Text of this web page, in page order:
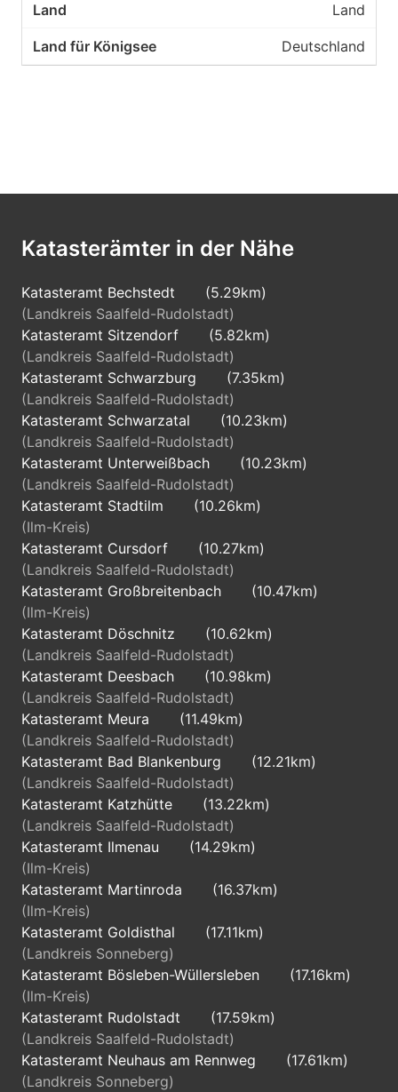
Land
Deutschland
Katasterämter in der Nähe
Katasteramt Bechstedt
(5.29km)
(Landkreis Saalfeld-Rudolstadt)
Katasteramt Sitzendorf
(5.82km)
(Landkreis Saalfeld-Rudolstadt)
Katasteramt Schwarzburg
(7.35km)
(Landkreis Saalfeld-Rudolstadt)
Katasteramt Schwarzatal
(10.23km)
(Landkreis Saalfeld-Rudolstadt)
Katasteramt Unterweißbach
(10.23km)
(Landkreis Saalfeld-Rudolstadt)
Katasteramt Stadtilm
(10.26km)
(Ilm-Kreis)
Katasteramt Cursdorf
(10.27km)
(Landkreis Saalfeld-Rudolstadt)
Katasteramt Großbreitenbach
(10.47km)
(Ilm-Kreis)
Katasteramt Döschnitz
(10.62km)
(Landkreis Saalfeld-Rudolstadt)
Katasteramt Deesbach
(10.98km)
(Landkreis Saalfeld-Rudolstadt)
Katasteramt Meura
(11.49km)
(Landkreis Saalfeld-Rudolstadt)
Katasteramt Bad Blankenburg
(12.21km)
(Landkreis Saalfeld-Rudolstadt)
Katasteramt Katzhütte
(13.22km)
(Landkreis Saalfeld-Rudolstadt)
Katasteramt Ilmenau
(14.29km)
(Ilm-Kreis)
Katasteramt Martinroda
(16.37km)
(Ilm-Kreis)
Katasteramt Goldisthal
(17.11km)
(Landkreis Sonneberg)
Katasteramt Bösleben-Wüllersleben
(17.16km)
(Ilm-Kreis)
Katasteramt Rudolstadt
(17.59km)
(Landkreis Saalfeld-Rudolstadt)
Katasteramt Neuhaus am Rennweg
(17.61km)
(Landkreis Sonneberg)